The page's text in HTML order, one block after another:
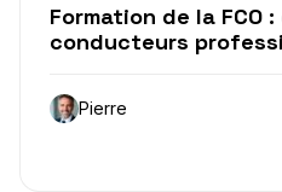
Formation de la FCO
conducteurs
Pierre